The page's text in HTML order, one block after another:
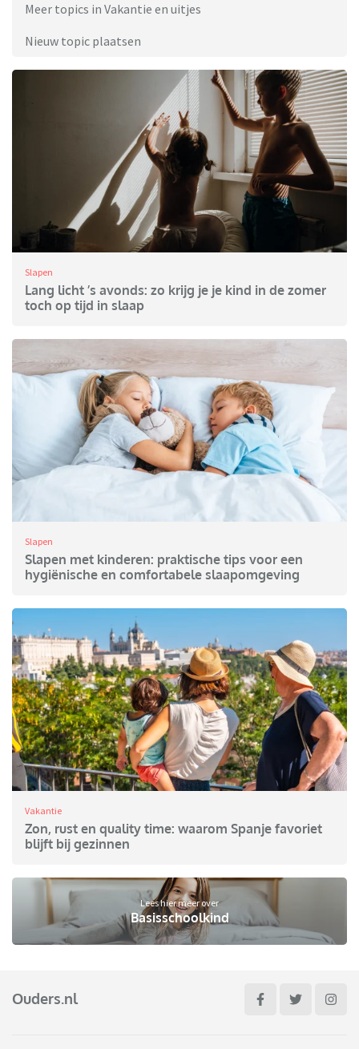
Meer topics in Vakantie en uitjes
Nieuw topic plaatsen
Slapen
Lang licht ’s avonds: zo krijg je je kind in de zomer
toch op tijd in slaap
Slapen
Slapen met kinderen: praktische tips voor een
hygiënische en comfortabele slaapomgeving
Vakantie
Zon, rust en quality time: waarom Spanje favoriet
blijft bij gezinnen
Lees hier meer over
Basisschoolkind
Ouders.nl